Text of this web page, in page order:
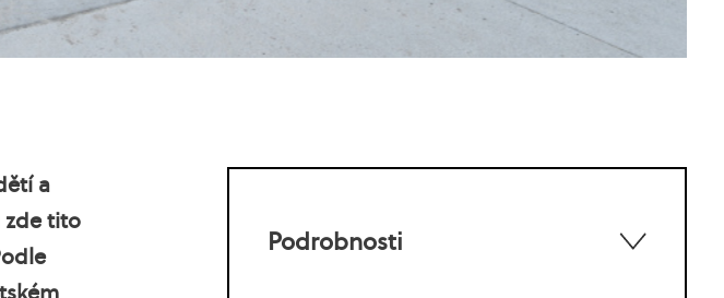
Podrobnosti
a
tito